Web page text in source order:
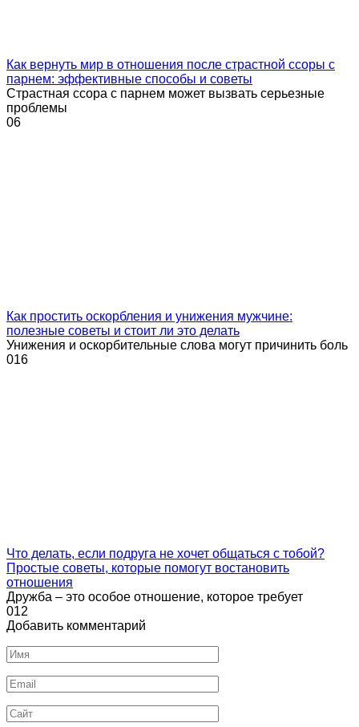
Как вернуть мир в отношения после страстной ссоры с
парнем: эффективные способы и советы
Страстная ссора с парнем может вызвать серьезные
проблемы
06
Как простить оскорбления и унижения мужчине:
полезные советы и стоит ли это делать
Унижения и оскорбительные слова могут причинить боль
016
Что делать, если подруга не хочет общаться с тобой?
Простые советы, которые помогут востановить
отношения
Дружба – это особое отношение, которое требует
012
Добавить комментарий
Имя
Email
Сайт